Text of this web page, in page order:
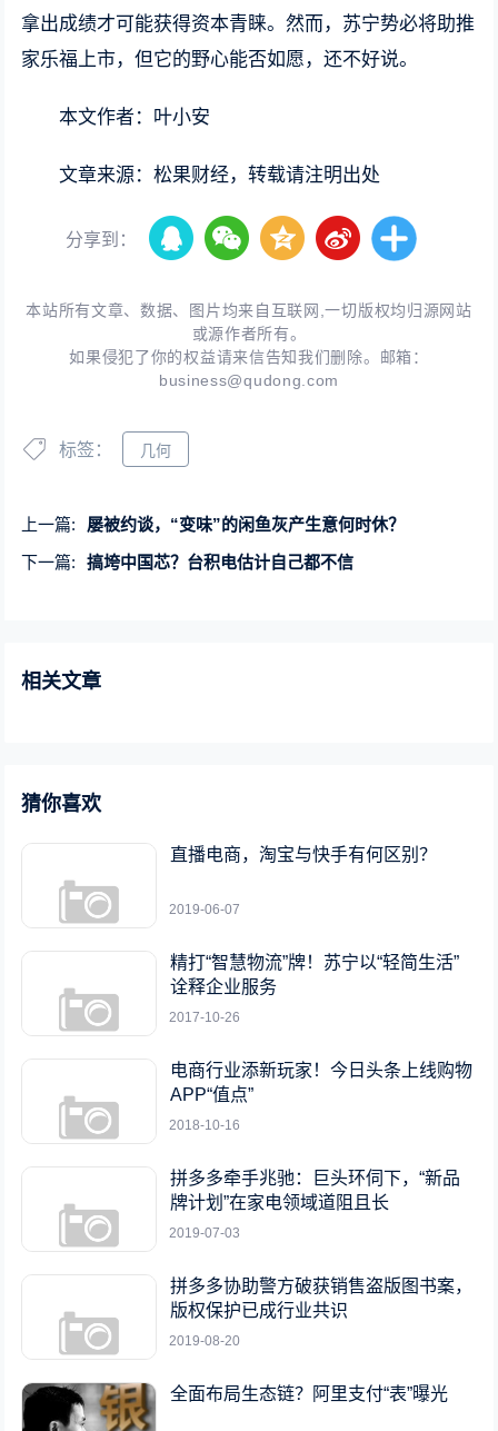
拿出成绩才可能获得资本青睐。然而，苏宁势必将助推
家乐福上市，但它的野心能否如愿，还不好说。
本文作者：叶小安
文章来源：松果财经，转载请注明出处
分享到：
本站所有文章、数据、图片均来自互联网,一切版权均归源网站
或源作者所有。
如果侵犯了你的权益请来信告知我们删除。邮箱：
business@qudong.com
标签： 几何
上一篇:
屡被约谈，“变味”的闲鱼灰产生意何时休？
下一篇:
搞垮中国芯？台积电估计自己都不信
相关文章
猜你喜欢
直播电商，淘宝与快手有何区别？
2019-06-07
精打“智慧物流”牌！苏宁以“轻简生活”
诠释企业服务
2017-10-26
电商行业添新玩家！今日头条上线购物
APP“值点”
2018-10-16
拼多多牵手兆驰：巨头环伺下，“新品
牌计划”在家电领域道阻且长
2019-07-03
拼多多协助警方破获销售盗版图书案，
版权保护已成行业共识
2019-08-20
全面布局生态链？阿里支付“表”曝光